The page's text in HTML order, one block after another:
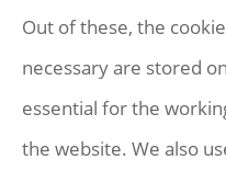
Out of these, the
necessary are stored
essential for the
the website. We also